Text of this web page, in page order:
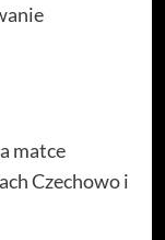
matce
Czechowo i